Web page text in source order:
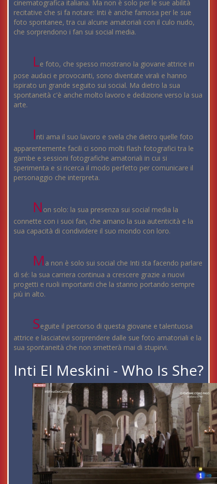
cinematografica italiana. Ma non è solo per le sue abilità
recitative che si fa notare: Inti è anche famosa per le sue
foto spontanee, tra cui alcune amatoriali con il culo nudo,
che sorprendono i fan sui social media.
Le foto, che spesso mostrano la giovane attrice in
pose audaci e provocanti, sono diventate virali e hanno
ispirato un grande seguito sui social. Ma dietro la sua
spontaneità c'è anche molto lavoro e dedizione verso la sua
arte.
Inti ama il suo lavoro e svela che dietro quelle foto
apparentemente facili ci sono molti flash fotografici tra le
gambe e sessioni fotografiche amatoriali in cui si
sperimenta e si ricerca il modo perfetto per comunicare il
personaggio che interpreta.
N on solo: la sua presenza sui social media la
connette con i suoi fan, che amano la sua autenticità e la
sua capacità di condividere il suo mondo con loro.
M a non è solo sui social che Inti sta facendo parlare
di sé: la sua carriera continua a crescere grazie a nuovi
progetti e ruoli importanti che la stanno portando sempre
più in alto.
Seguite il percorso di questa giovane e talentuosa
attrice e lasciatevi sorprendere dalle sue foto amatoriali e la
sua spontaneità che non smetterà mai di stupirvi.
Inti El Meskini - Who Is She?